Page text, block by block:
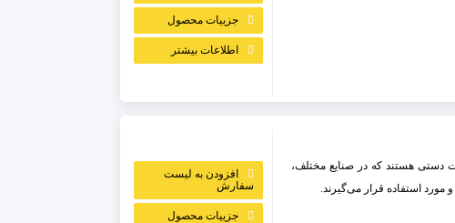
جزییات محصول
اطلاعات بیشتر
دستی هستند که در صنایع مختلف،
و مورد استفاده قرار می‌گیرند.
افزودن به لیست
سفارش
جزییات محصول